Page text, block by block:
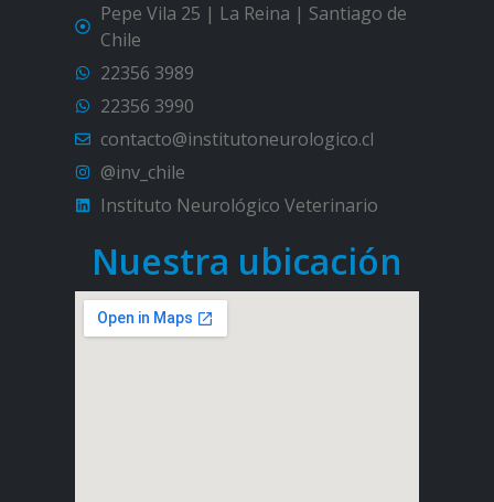
Pepe Vila 25 | La Reina | Santiago de
Chile
22356 3989
22356 3990
contacto@institutoneurologico.cl
@inv_chile
Instituto Neurológico Veterinario
Nuestra ubicación